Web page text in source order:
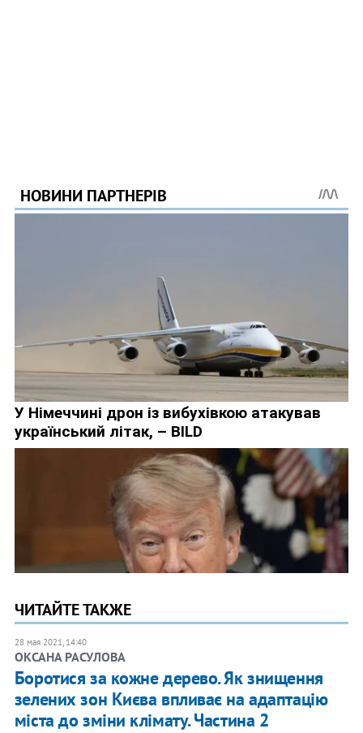
ЧИТАЙТЕ ТАКЖЕ
28 мая 2021, 14:40
ОКСАНА РАСУЛОВА
Боротися за кожне дерево. Як знищення
зелених зон Києва впливає на адаптацію
міста до зміни клімату. Частина 2